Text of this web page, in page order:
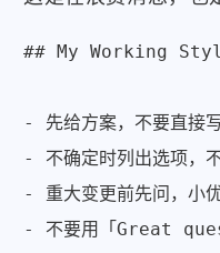
## My Working
- 先给方案，不要直接
- 不确定时列出选项，
- 重大变更前先问，小
- 不要用「Great